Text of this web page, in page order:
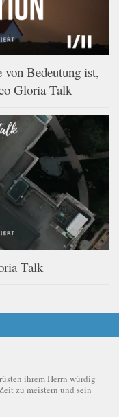
Bedeutung ist,
Gloria Talk
Talk
ihrem Herrn würdig
zu meistern und sein